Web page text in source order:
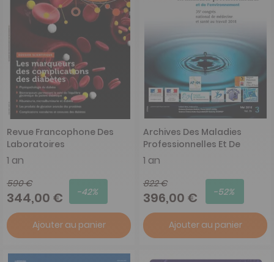
Revue Francophone Des
Laboratoires
1 an
590 €
344,00 € -42%
Ajouter au panier
Archives Des Maladies
Professionnelles Et De
L'Environnement
1 an
822 €
396,00 € -52%
Ajouter au panier